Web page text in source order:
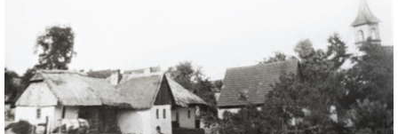
--------------------------------------------------------------
Tento projekt je realizován za finanční podpory
města Domažlice.